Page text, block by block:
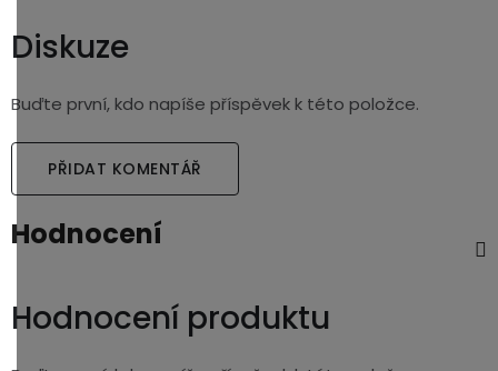
Diskuze
Buďte první, kdo napíše příspěvek k této položce.
PŘIDAT KOMENTÁŘ
Hodnocení
Hodnocení produktu